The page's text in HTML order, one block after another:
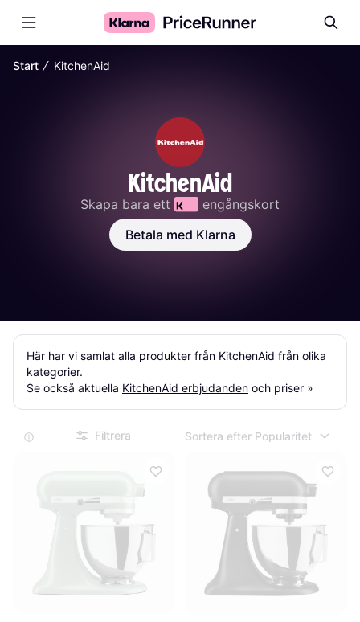
Start ∕ KitchenAid
KitchenAid
Skapa bara ett
engångskort
Betala med Klarna
Här har vi samlat alla produkter från KitchenAid från olika
kategorier.
Se också aktuella KitchenAid erbjudanden och priser »
Filtrera Sortera efter Popularitet